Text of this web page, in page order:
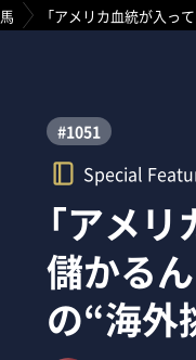
「アメリカ血統が入っ
#1051
Special
「アメ
儲かる
の“海外